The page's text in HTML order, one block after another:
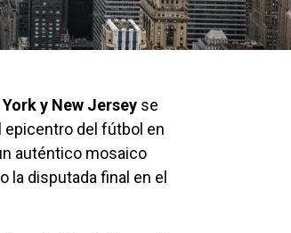
York y New Jersey se
epicentro del fútbol en
auténtico mosaico
la disputada final en el